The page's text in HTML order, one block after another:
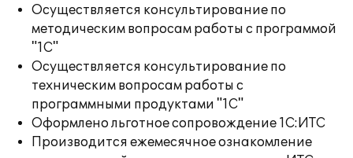
Осуществляется консультирование по
методическим вопросам работы с программой
"1С"
Осуществляется консультирование по
техническим вопросам работы с
программными продуктами "1С"
Оформлено льготное сопровождение 1С:ИТС
Производится ежемесячное ознакомление